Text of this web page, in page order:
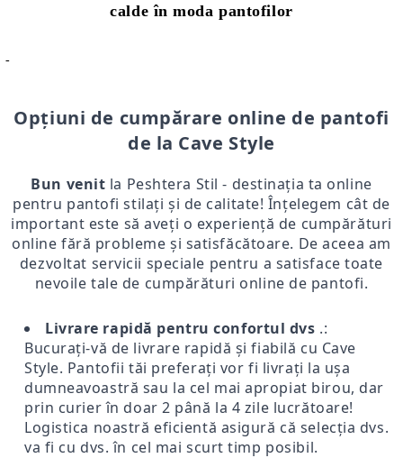
calde în moda pantofilor
-
Opțiuni de cumpărare online de pantofi
de la Cave Style
Bun venit la Peshtera Stil - destinația ta online
pentru pantofi stilați și de calitate! Înțelegem cât de
important este să aveți o experiență de cumpărături
online fără probleme și satisfăcătoare. De aceea am
dezvoltat servicii speciale pentru a satisface toate
nevoile tale de cumpărături online de pantofi.
Livrare rapidă pentru confortul dvs .:
Bucurați-vă de livrare rapidă și fiabilă cu Cave
Style. Pantofii tăi preferați vor fi livrați la ușa
dumneavoastră sau la cel mai apropiat birou, dar
prin curier în doar 2 până la 4 zile lucrătoare!
Logistica noastră eficientă asigură că selecția dvs.
va fi cu dvs. în cel mai scurt timp posibil.